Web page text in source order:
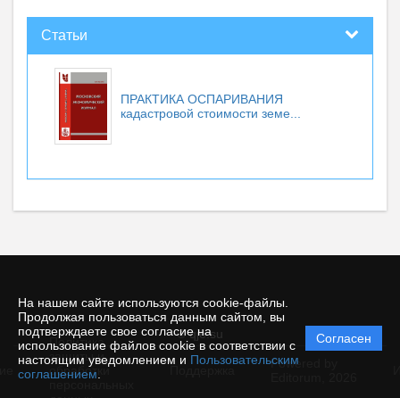
На нашем сайте используются cookie-файлы.
Продолжая пользоваться данным сайтом, вы
подтверждаете свое согласие на
использование файлов cookie в соответствии с
настоящим уведомлением и Пользовательским
соглашением
Согласен
Статьи
ПРАКТИКА ОСПАРИВАНИЯ
кадастровой стоимости земе...
© qje.su
Политика
защиты и
обработки
Powered by